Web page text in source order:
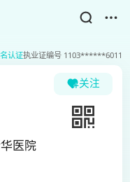
认证执业证编号 1103******6011
关注
医院